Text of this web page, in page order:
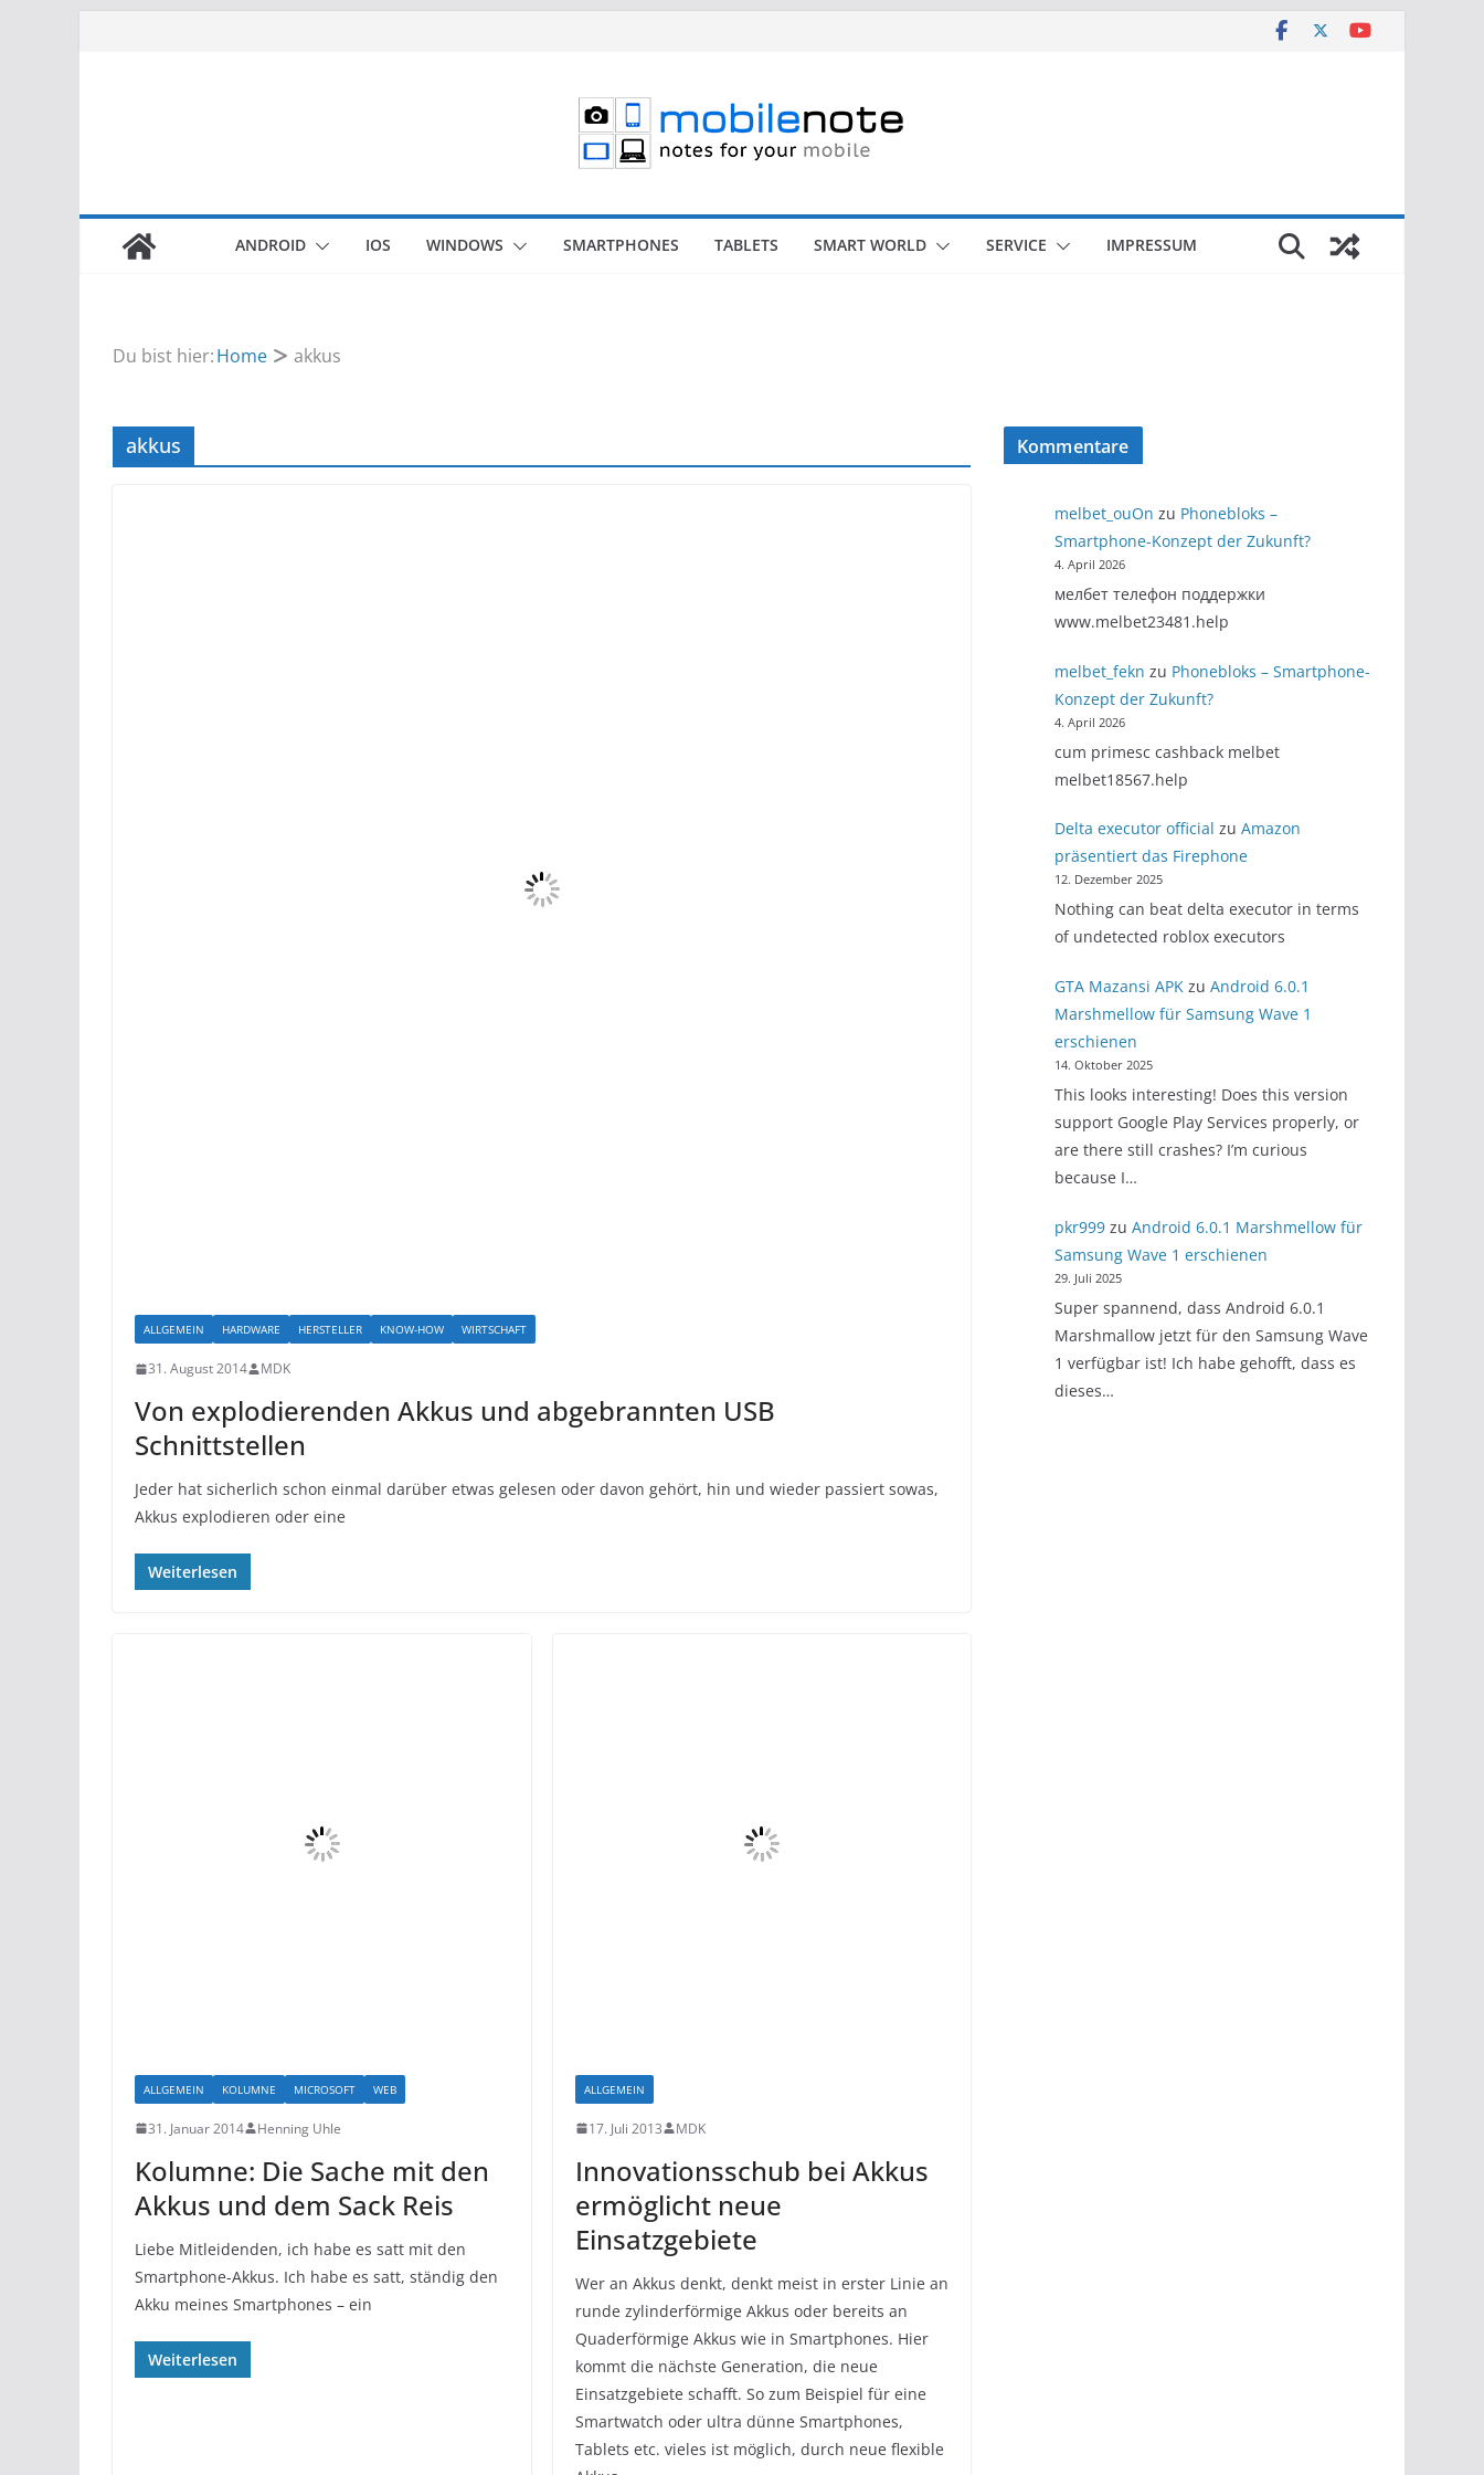
ANDROID IOS WINDOWS SMARTPHONES TABLETS SMART WORLD SERVICE IMPRESSUM
Du bist hier:Home akkus
akkus
ALLGEMEIN HARDWARE HERSTELLER KNOW-HOW WIRTSCHAFT
31. August 2014 MDK
Von explodierenden Akkus und abgebrannten USB
Schnittstellen
Jeder hat sicherlich schon einmal darüber etwas gelesen oder davon gehört, hin und wieder passiert sowas,
Akkus explodieren oder eine
Weiterlesen
ALLGEMEIN KOLUMNE MICROSOFT WEB
31. Januar 2014 Henning Uhle
Kolumne: Die Sache mit den
Akkus und dem Sack Reis
Liebe Mitleidenden, ich habe es satt mit den
Smartphone-Akkus. Ich habe es satt, ständig den
Akku meines Smartphones – ein
Weiterlesen
ALLGEMEIN
17. Juli 2013 MDK
Innovationsschub bei Akkus
ermöglicht neue
Einsatzgebiete
Wer an Akkus denkt, denkt meist in erster Linie an
runde zylinderförmige Akkus oder bereits an
Quaderförmige Akkus wie in Smartphones. Hier
kommt die nächste Generation, die neue
Einsatzgebiete schafft. So zum Beispiel für eine
Smartwatch oder ultra dünne Smartphones,
Tablets etc. vieles ist möglich, durch neue flexible
Kommentare
melbet_ouOn zu Phonebloks –
Smartphone-Konzept der Zukunft?
4. April 2026
мелбет телефон поддержки
www.melbet23481.help
melbet_fekn zu Phonebloks – Smartphone-
Konzept der Zukunft?
4. April 2026
cum primesc cashback melbet
melbet18567.help
Delta executor official zu Amazon
präsentiert das Firephone
12. Dezember 2025
Nothing can beat delta executor in terms
of undetected roblox executors
GTA Mazansi APKzu Android 6.0.1
Marshmellow für Samsung Wave 1
erschienen
14. Oktober 2025
This looks interesting! Does this version
support Google Play Services properly, or
are there still crashes? I’m curious
because I…
pkr999zu Android 6.0.1 Marshmellow für
Samsung Wave 1 erschienen
29. Juli 2025
Super spannend, dass Android 6.0.1
Marshmallow jetzt für den Samsung Wave
1 verfügbar ist! Ich habe gehofft, dass es
dieses…